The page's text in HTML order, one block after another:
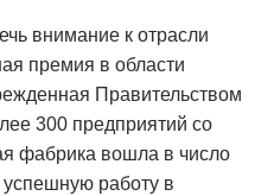
внимание к отрасли
премия в области
Правительством
300 предприятий со
фабрика вошла в число
работу в